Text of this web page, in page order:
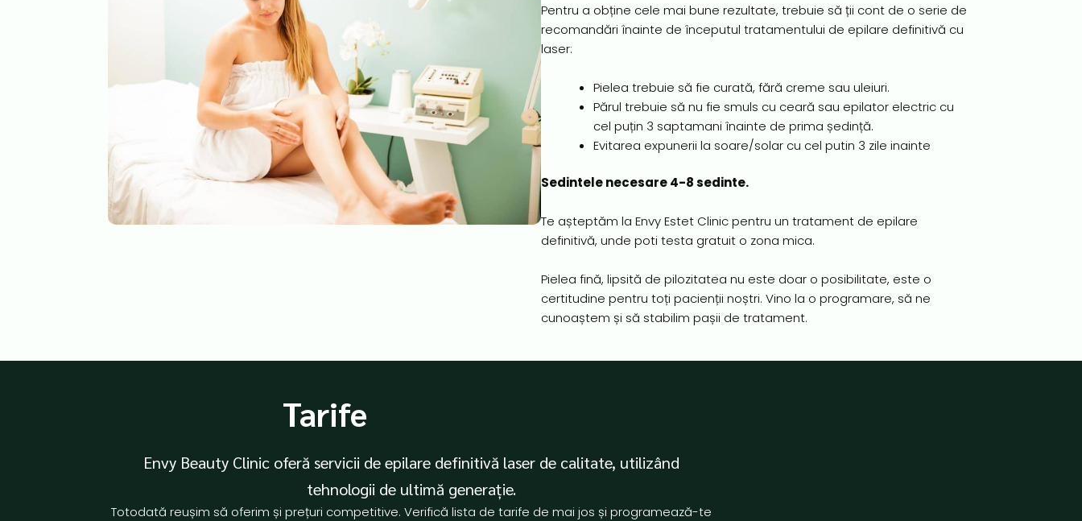
Pentru a obține cele mai bune rezultate, trebuie să ții cont de o serie de
recomandări înainte de începutul tratamentului de epilare definitivă cu
laser:
Pielea trebuie să fie curată, fără creme sau uleiuri.
Părul trebuie să nu fie smuls cu ceară sau epilator electric cu
cel puțin 3 saptamani înainte de prima ședință.
Evitarea expunerii la soare/solar cu cel putin 3 zile inainte
Sedintele necesare 4-8 sedinte.
Te așteptăm la Envy Estet Clinic pentru un tratament de epilare
definitivă, unde poti testa gratuit o zona mica.
Pielea fină, lipsită de pilozitatea nu este doar o posibilitate, este o
certitudine pentru toți pacienții noștri. Vino la o programare, să ne
cunoaștem și să stabilim pașii de tratament.
Tarife
Envy Beauty Clinic oferă servicii de epilare definitivă laser de calitate, utilizând
tehnologii de ultimă generație.
Totodată reușim să oferim și prețuri competitive. Verifică lista de tarife de mai jos și programează-te